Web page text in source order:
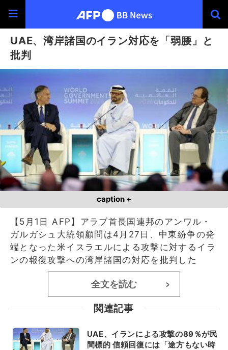
UAE、湾岸諸国のイラン対応を「弱腰」と
批判
caption +
【5月1日 AFP】アラブ首長国連邦のアンワル・
ガルガシュ大統領顧問は4月27日、中東紛争の発
端となった米イスラエルによる攻撃に対するイラ
ンの報復攻撃への湾岸諸国の対応を批判した
全文を読む >
関連記事
UAE、イランによる攻撃の89％が民
間標的 信頼回復には「途方もない時